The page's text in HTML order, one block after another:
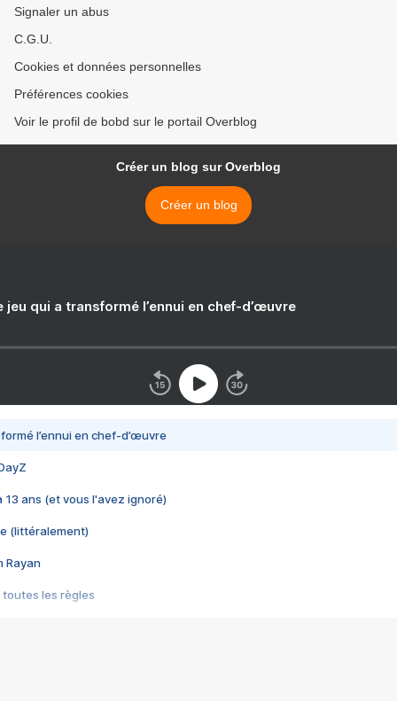
Signaler un abus
C.G.U.
Cookies et données personnelles
Préférences cookies
Voir le profil de bobd sur le portail Overblog
Créer un blog sur Overblog
Créer un blog
jeu qui a transformé l’ennui en chef-d’œuvre
l’ennui en chef-d’œuvre
13 ans (et vous l'avez ignoré)
(littéralement)
Rayan
toutes les règles